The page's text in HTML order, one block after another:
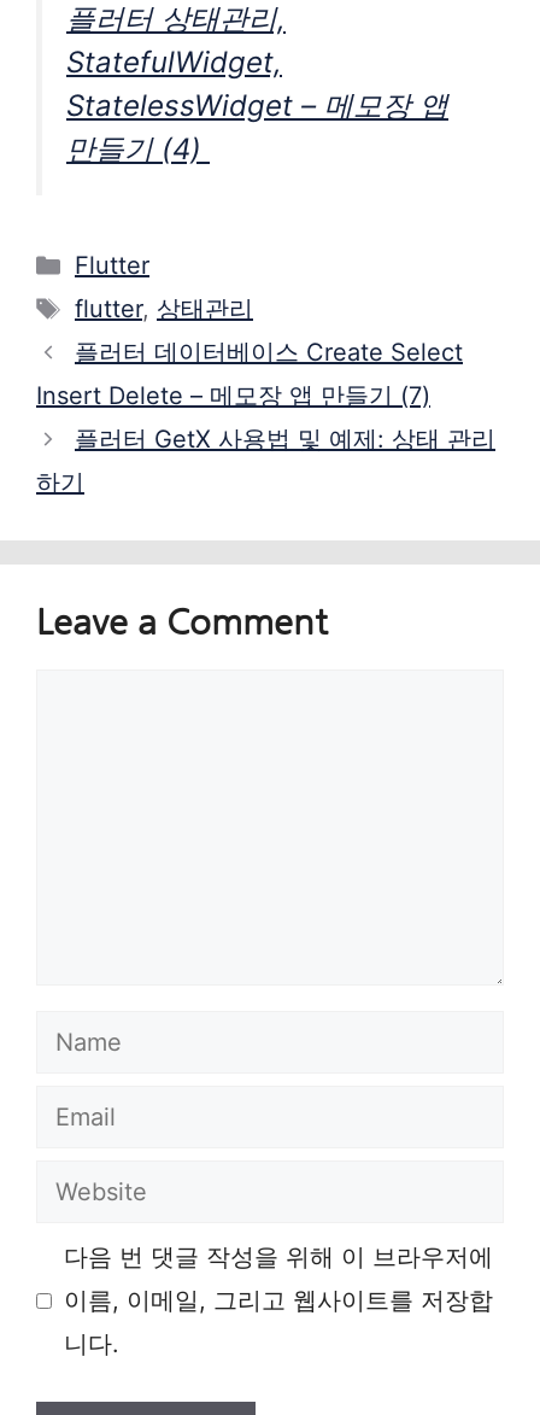
플러터 상태관리,
StatefulWidget,
StatelessWidget – 메모장 앱
만들기 (4)
Categories
Flutter
Tags
flutter, 상태관리
플러터 데이터베이스 Create Select
Insert Delete – 메모장 앱 만들기 (7)
플러터 GetX 사용법 및 예제: 상태 관리
하기
Leave a Comment
Name
Email
Website
다음 번 댓글 작성을 위해 이 브라우저에
이름, 이메일, 그리고 웹사이트를 저장합
니다.